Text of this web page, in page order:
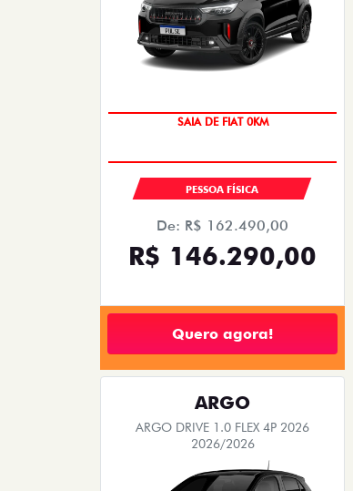
OPORTUNIDADE
PESSOA FÍSICA
De: R$ 162.490,00
R$ 146.290,00
Quero agora!
ARGO
ARGO DRIVE 1.0 FLEX 4P 2026
2026/2026